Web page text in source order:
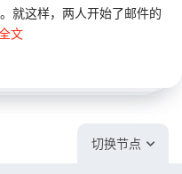
就这样，两人开始了邮件的
文
切换节点